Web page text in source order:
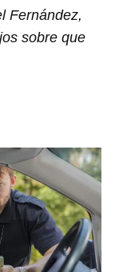
Fernández,
sobre que